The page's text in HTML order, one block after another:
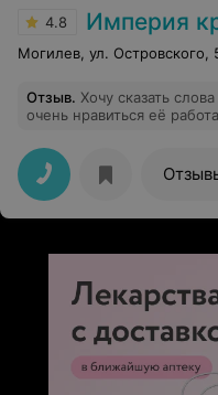
4.8 Империя
Могилев, ул. Островского,
Отзыв. Хочу сказать
очень нравиться её
хожу больше месяца